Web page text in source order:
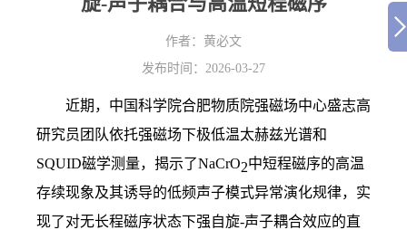
作者： ​黄必文
发布时间：2026-03-27
近期，中国科学院合肥物质院强磁场中心盛志高
研究员团队依托强磁场下极低温太赫兹光谱和
SQUID磁学测量，揭示了NaCrO2中短程磁序的高温
存续现象及其诱导的低频声子模式异常演化规律，实
现了对无长程磁序状态下强自旋-声子耦合效应的直